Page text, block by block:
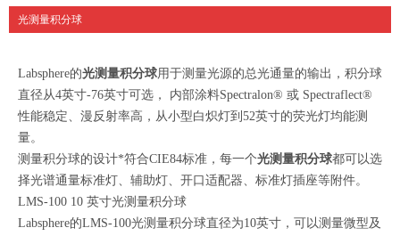
光测量积分球
Labsphere的光测量积分球用于测量光源的总光通量的输出，积分球
直径从4英寸-76英寸可选， 内部涂料Spectralon® 或 Spectraflect®
性能稳定、漫反射率高，从小型白炽灯到52英寸的荧光灯均能测
量。
测量积分球的设计*符合CIE84标准，每一个光测量积分球都可以选
择光谱通量标准灯、辅助灯、开口适配器、标准灯插座等附件。
LMS-100 10 英寸光测量积分球
Labsphere的LMS-100光测量积分球直径为10英寸，可以测量微型及